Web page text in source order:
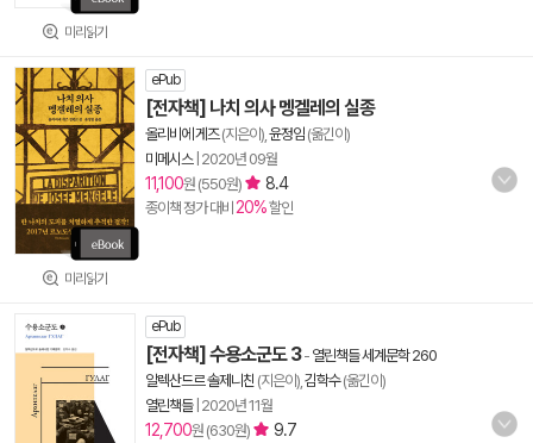
미리읽기
미리읽기
ePub
[전자책] 나치 의사 멩겔레의 실종
올리비에 게즈(지은이), 윤정임 (옮긴이)
미메시스| 2020년 09월
11,100원 (550원) 8.4
종이책 정가 대비 20%할인
ePub
[전자책] 수용소군도 3- 열린책들 세계문학 260
알렉산드르 솔제니친 (지은이), 김학수(옮긴이)
열린책들| 2020년 11월
12,700원 (630원) 9.7